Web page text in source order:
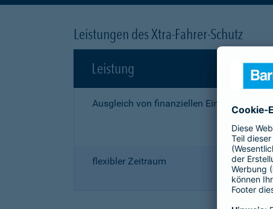
Leistungen des Xtra-Fahrer-Schutz
Leistung
Ausgleich von finanziellen Einbußen
flexibler Zeitraum